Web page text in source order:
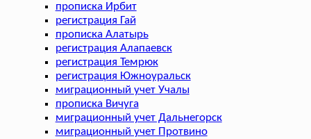
прописка Ирбит
регистрация Гай
прописка Алатырь
регистрация Алапаевск
регистрация Темрюк
регистрация Южноуральск
миграционный учет Учалы
прописка Вичуга
миграционный учет Дальнегорск
миграционный учет Протвино